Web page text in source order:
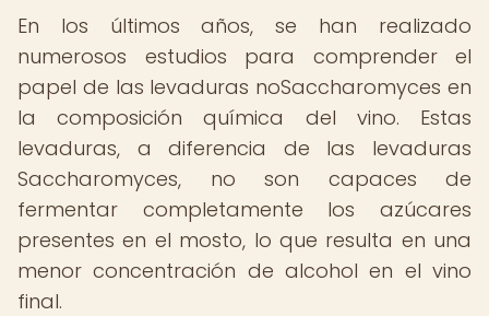
En los últimos años, se han realizado
numerosos estudios para comprender el
papel de las levaduras noSaccharomyces en
la composición química del vino. Estas
levaduras, a diferencia de las levaduras
Saccharomyces, no son capaces de
fermentar completamente los azúcares
presentes en el mosto, lo que resulta en una
menor concentración de alcohol en el vino
final.